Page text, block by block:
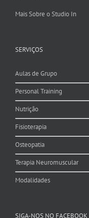
Mais Sobre o Studio In
SERVIÇOS
Aulas de Grupo
Personal Training
Nutrição
Fisioterapia
Osteopatia
Terapia Neuromuscular
Modalidades
SIGA-NOS NO FACEBOOK